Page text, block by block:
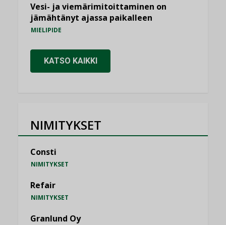
Vesi- ja viemärimitoittaminen on
jämähtänyt ajassa paikalleen
MIELIPIDE
KATSO KAIKKI
NIMITYKSET
Consti
NIMITYKSET
Refair
NIMITYKSET
Granlund Oy